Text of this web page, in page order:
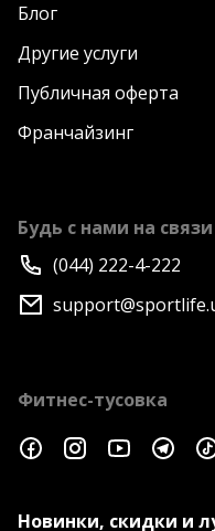
Блог
Другие услуги
Публичная оферта
Франчайзинг
Будь с нами на связи
(044) 222-4-222
Фитнес-тусовка
Новинки, скидки и